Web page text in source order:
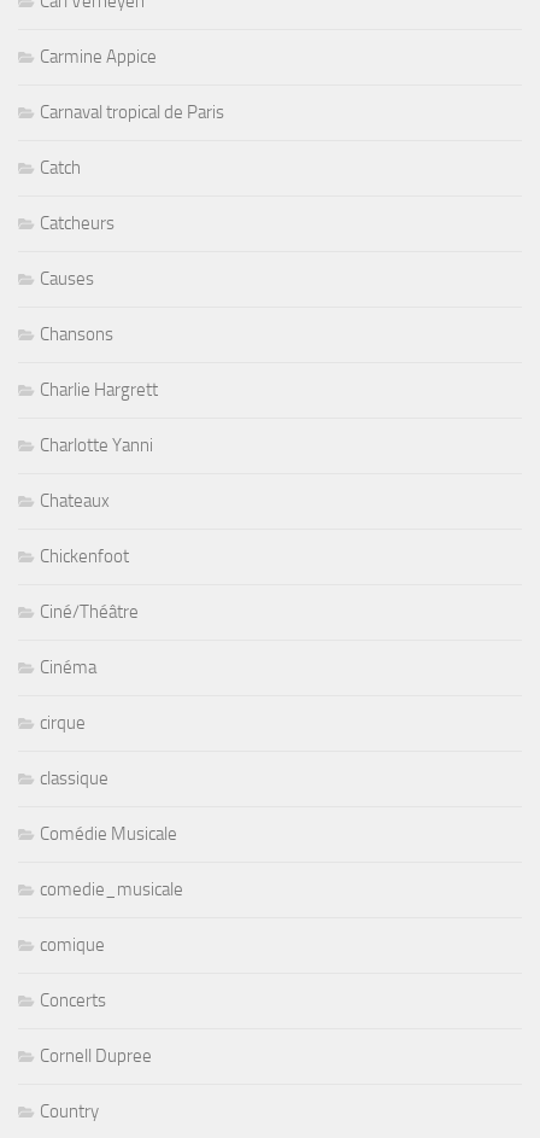
Carmine Appice
Carnaval tropical de Paris
Catch
Catcheurs
Causes
Chansons
Charlie Hargrett
Charlotte Yanni
Chateaux
Chickenfoot
Ciné/Théâtre
Cinéma
cirque
classique
Comédie Musicale
comedie_musicale
comique
Concerts
Cornell Dupree
Country